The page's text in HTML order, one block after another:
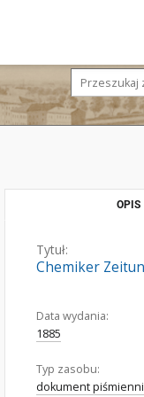
OPIS
Tytuł:
Chemiker
Data wydania:
1885
Typ zasobu:
dokument